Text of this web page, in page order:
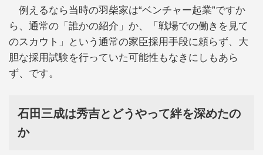
例えるなら当時の羽柴家は“ベンチャー起業”ですか
ら、通常の「誰かの紹介」か、「戦場での働きを見て
のスカウト」という通常の家臣採用手段に頼らず、大
胆な採用試験を行っていた可能性もなきにしもあら
ず、です。
石田三成は秀吉とどうやって絆を深めたの
か